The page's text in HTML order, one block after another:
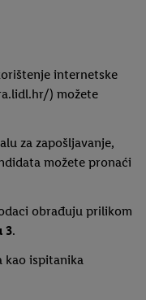
internetske
) možete
za zapošljavanje,
možete pronaći
obrađuju prilikom
3.
kao ispitanika